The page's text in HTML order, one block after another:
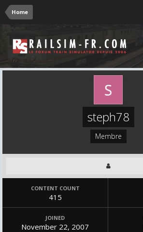
Home
steph78
Membre
CONTENT COUNT
415
JOINED
November 22, 2007